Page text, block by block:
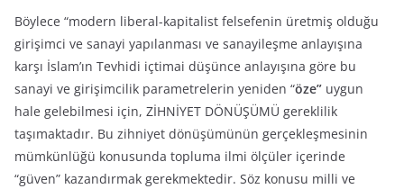
Böylece “modern liberal-kapitalist felsefenin üretmiş olduğu
girişimci ve sanayi yapılanması ve sanayileşme anlayışına
karşı İslam’ın Tevhidi içtimai düşünce anlayışına göre bu
sanayi ve girişimcilik parametrelerin yeniden “öze” uygun
hale gelebilmesi için, ZİHNİYET DÖNÜŞÜMÜ gereklilik
taşımaktadır. Bu zihniyet dönüşümünün gerçekleşmesinin
mümkünlüğü konusunda topluma ilmi ölçüler içerinde
“güven” kazandırmak gerekmektedir. Söz konusu milli ve